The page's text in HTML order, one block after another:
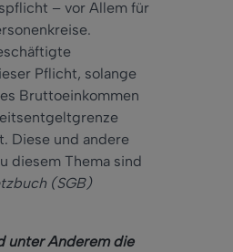
– vor Allem für
Pflicht, solange
Bruttoeinkommen
Diese und andere
diesem Thema sind
(SGB)
unter Anderem die